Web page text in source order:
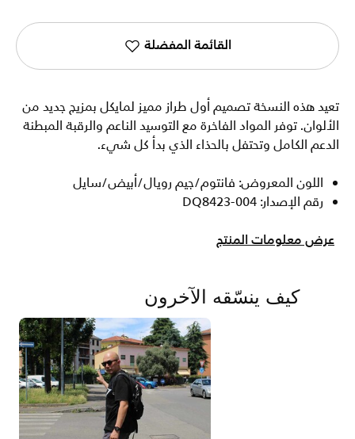
القائمة المفضلة
تعيد هذه النسخة تصميم أول طراز مميز لمايكل بمزيج جديد من
الألوان. توفر المواد الفاخرة مع التوسيد الناعم والرقبة المبطنة
الدعم الكامل وتحتفل بالحذاء الذي بدأ كل شيء.
اللون المعروض: فانتوم/جيم رويال/أبيض/سايل
رقم الإصدار: DQ8423-004
عرض معلومات المنتج